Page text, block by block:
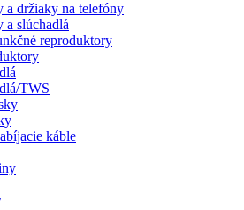
a držiaky na telefóny
a slúchadlá
reproduktory
TWS
káble